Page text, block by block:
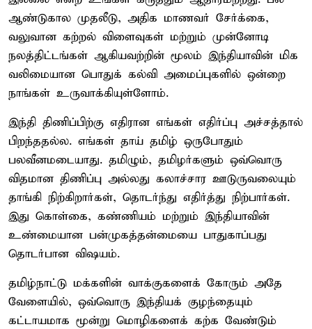
ஆண்டுகால முதலீடு, அதிக மாணவர் சேர்க்கை,
வலுவான கற்றல் விளைவுகள் மற்றும் முன்னோடி
நலத்திட்டங்கள் ஆகியவற்றின் மூலம் இந்தியாவின் மிக
வலிமையான பொதுக் கல்வி அமைப்புகளில் ஒன்றை
நாங்கள் உருவாக்கியுள்ளோம்.
இந்தி திணிப்பிற்கு எதிரான எங்கள் எதிர்ப்பு அச்சத்தால்
பிறந்ததல்ல. எங்கள் தாய் தமிழ் ஒருபோதும்
பலவீனமடையாது. தமிழும், தமிழர்களும் ஒவ்வொரு
விதமான திணிப்பு அல்லது கலாச்சார ஊடுருவலையும்
தாங்கி நிற்கிறார்கள், தொடர்ந்து எதிர்த்து நிற்பார்கள்.
இது கொள்கை, கண்ணியம் மற்றும் இந்தியாவின்
உண்மையான பன்முகத்தன்மையை பாதுகாப்பது
தொடர்பான விஷயம்.
தமிழ்நாட்டு மக்களின் வாக்குகளைக் கோரும் அதே
வேளையில், ஒவ்வொரு இந்தியக் குழந்தையும்
கட்டாயமாக மூன்று மொழிகளைக் கற்க வேண்டும்